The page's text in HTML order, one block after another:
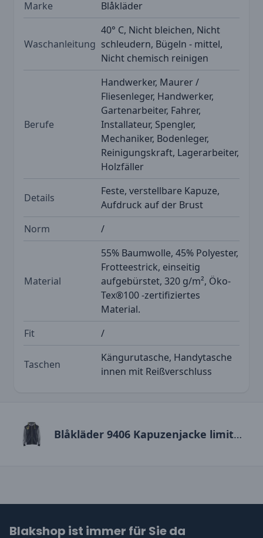
Marke
Blåkläder
Waschanleitung
40° C, Nicht bleichen, Nicht
schleudern, Bügeln - mittel,
Nicht chemisch reinigen
Berufe
Handwerker, Maurer /
Fliesenleger, Handwerker,
Gartenarbeiter, Fahrer,
Installateur, Spengler,
Mechaniker, Bodenleger,
Reinigungskraft, Lagerarbeiter,
Holzfäller
Details
Feste, verstellbare Kapuze,
Aufdruck auf der Brust
Norm
/
Material
55% Baumwolle, 45% Polyester,
Frotteestrick, einseitig
aufgebürstet, 320 g/m², Öko-
Tex®100 -zertifiziertes
Material.
Fit
/
Taschen
Kängurutasche, Handytasche
innen mit Reißverschluss
Blåkläder 9406 Kapuzenjacke limited
Blakshop ist immer für Sie da